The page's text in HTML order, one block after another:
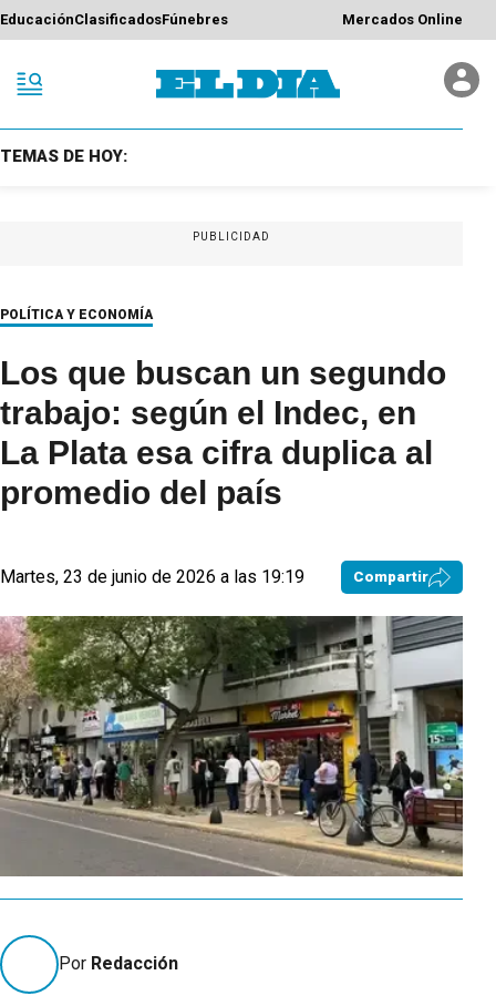
EducaciónClasificadosFúnebres Mercados Online
TEMAS DE HOY:
PUBLICIDAD
POLÍTICA Y ECONOMÍA
Los que buscan un segundo
trabajo: según el Indec, en
La Plata esa cifra duplica al
promedio del país
Martes, 23 de junio de 2026 a las 19:19 Compartir
Por Redacción